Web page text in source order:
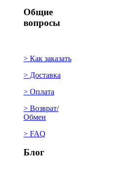
Общие
вопросы
> Как заказать
> Доставка
> Оплата
> Возврат/
Обмен
> FAQ
Блог